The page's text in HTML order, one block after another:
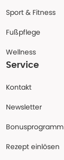
Sport & Fitness
Fußpflege
Wellness
Service
Kontakt
Newsletter
Bonusprogramm
Rezept einlösen